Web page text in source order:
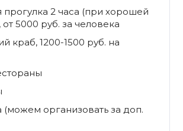
прогулка 2 часа (при хорошей
5000 руб. за человека
краб, 1200-1500 руб. на
(можем организовать за доп.